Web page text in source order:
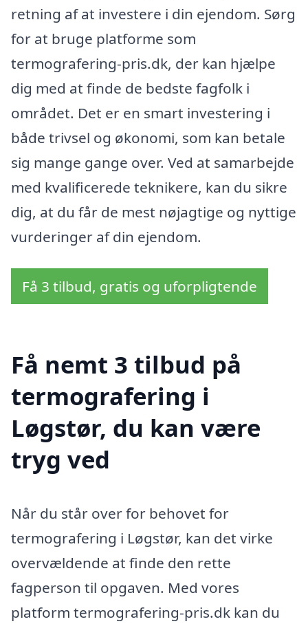
retning af at investere i din ejendom. Sørg
for at bruge platforme som
termografering-pris.dk, der kan hjælpe
dig med at finde de bedste fagfolk i
området. Det er en smart investering i
både trivsel og økonomi, som kan betale
sig mange gange over. Ved at samarbejde
med kvalificerede teknikere, kan du sikre
dig, at du får de mest nøjagtige og nyttige
vurderinger af din ejendom.
Få 3 tilbud, gratis og uforpligtende
Få nemt 3 tilbud på
termografering i
Løgstør, du kan være
tryg ved
Når du står over for behovet for
termografering i Løgstør, kan det virke
overvældende at finde den rette
fagperson til opgaven. Med vores
platform termografering-pris.dk kan du